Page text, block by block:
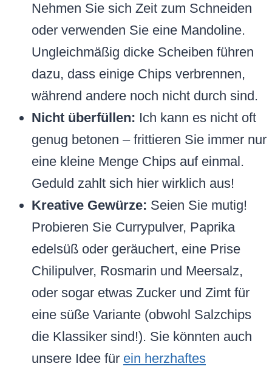
Nehmen Sie sich Zeit zum Schneiden
oder verwenden Sie eine Mandoline.
Ungleichmäßig dicke Scheiben führen
dazu, dass einige Chips verbrennen,
während andere noch nicht durch sind.
Nicht überfüllen: Ich kann es nicht oft
genug betonen – frittieren Sie immer nur
eine kleine Menge Chips auf einmal.
Geduld zahlt sich hier wirklich aus!
Kreative Gewürze: Seien Sie mutig!
Probieren Sie Currypulver, Paprika
edelsüß oder geräuchert, eine Prise
Chilipulver, Rosmarin und Meersalz,
oder sogar etwas Zucker und Zimt für
eine süße Variante (obwohl Salzchips
die Klassiker sind!). Sie könnten auch
unsere Idee für ein herzhaftes